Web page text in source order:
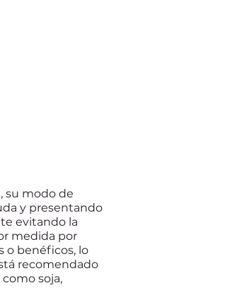
su modo de
y presentando
evitando la
medida por
o benéficos, lo
recomendado
soja,